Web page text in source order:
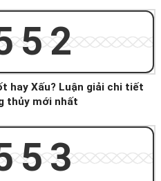
hay Xấu? Luận giải chi tiết
thủy mới nhất